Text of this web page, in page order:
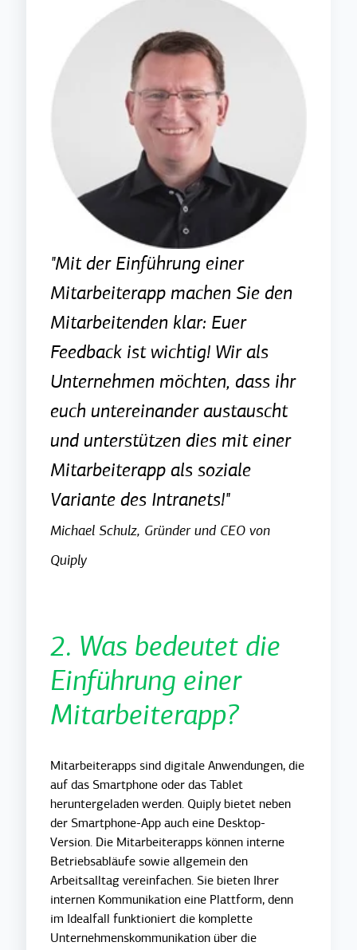
"Mit der Einführung einer
Mitarbeiterapp machen Sie den
Mitarbeitenden klar: Euer
Feedback ist wichtig! Wir als
Unternehmen möchten, dass ihr
euch untereinander austauscht
und unterstützen dies mit einer
Mitarbeiterapp als soziale
Variante des Intranets!"
Michael Schulz, Gründer und CEO von
Quiply
2. Was bedeutet die
Einführung einer
Mitarbeiterapp?
Mitarbeiterapps sind digitale Anwendungen, die
auf das Smartphone oder das Tablet
heruntergeladen werden. Quiply bietet neben
der Smartphone-App auch eine Desktop-
Version. Die Mitarbeiterapps können interne
Betriebsabläufe sowie allgemein den
Arbeitsalltag vereinfachen. Sie bieten Ihrer
internen Kommunikation eine Plattform, denn
im Idealfall funktioniert die komplette
Unternehmenskommunikation über die